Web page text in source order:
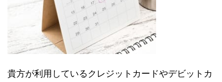
貴方が利用しているクレジットカードやデビットカ